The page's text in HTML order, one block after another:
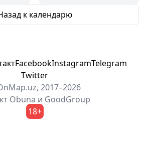
к календарю
FacebookInstagramTelegram
Twitter
2017–2026
Obuna и GoodGroup
18+